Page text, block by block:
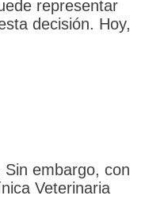
representar
decisión. Hoy,
embargo, con
Veterinaria